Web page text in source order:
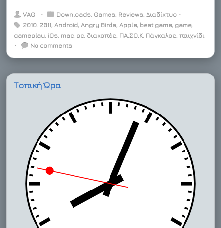
i
t
e
r
b
o
o
n
e
d
I
n
e
r
e
t
i
b
o
d
e
n
o
a
l
VAG ⋅ Downloads, Games, Reviews,Διαδίκτυο ⋅
2010, 2011,Android,Angry Birds,Apple, best game, game,
gameplay, iOs, mac, pc, διακοπές, ΠΑ.ΣΟ.Κ, Πάγκαλος,παιχνίδι
⋅
No comments
Τοπική Ώρα